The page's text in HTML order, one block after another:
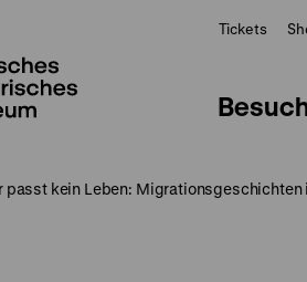
Tickets
passt kein Leben: Migrationsgeschichten